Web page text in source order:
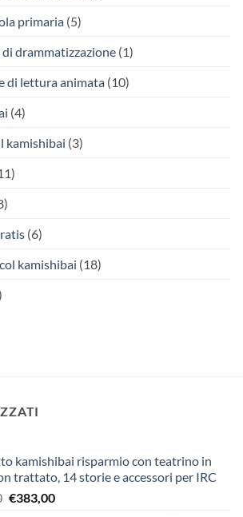
primaria (5)
drammatizzazione (1)
di lettura animata (10)
(4)
kamishibai (3)
(6)
kamishibai (18)
kamishibai risparmio con teatrino in
trattato, 14 storie e accessori per IRC
Il
€383,00Il